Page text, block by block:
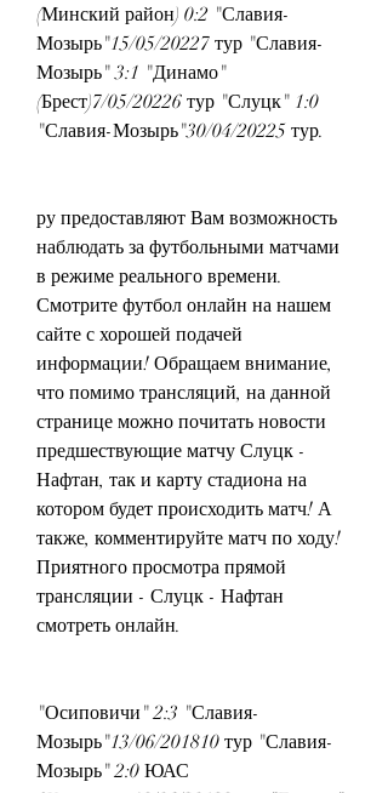
(Минский район) 0:2 "Славия-
Мозырь"15/05/20227 тур "Славия-
Мозырь" 3:1 "Динамо"
(Брест)7/05/20226 тур "Слуцк" 1:0
"Славия-Мозырь"30/04/20225 тур.
ру предоставляют Вам возможность
наблюдать за футбольными матчами
в режиме реального времени.
Смотрите футбол онлайн на нашем
сайте с хорошей подачей
информации! Обращаем внимание,
что помимо трансляций, на данной
странице можно почитать новости
предшествующие матчу Слуцк -
Нафтан, так и карту стадиона на
котором будет происходить матч! А
также, комментируйте матч по ходу!
Приятного просмотра прямой
трансляции - Слуцк - Нафтан
смотреть онлайн.
"Осиповичи" 2:3 "Славия-
Мозырь"13/06/201810 тур "Славия-
Мозырь" 2:0 ЮАС